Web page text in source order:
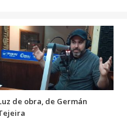
de obra, de Germán